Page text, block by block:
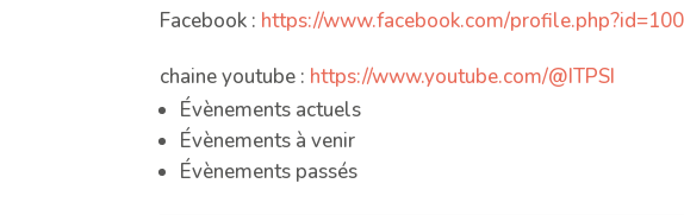
Facebook : https://www.facebook.com/
chaine youtube : https://www.youtube.com/@ITPSI
Évènements actuels
Évènements à venir
Évènements passés